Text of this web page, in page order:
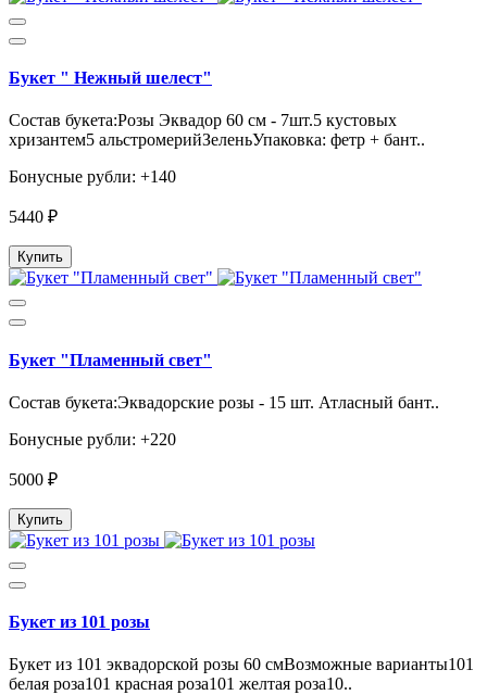
Букет " Нежный шелест"
Состав букета:Розы Эквадор 60 см - 7шт.5 кустовых
хризантем5 альстромерийЗеленьУпаковка: фетр + бант..
Бонусные рубли: +140
5440 ₽
Купить
Букет "Пламенный свет"
Состав букета:Эквадорские розы - 15 шт. Атласный бант..
Бонусные рубли: +220
5000 ₽
Купить
Букет из 101 розы
Букет из 101 эквадорской розы 60 смВозможные варианты101
белая роза101 красная роза101 желтая роза10..